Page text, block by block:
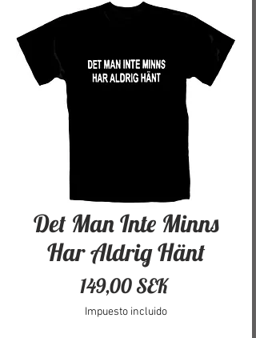
Det Man Inte Minns
Har Aldrig Hänt
149,00 SEKPrecio
Impuesto incluido